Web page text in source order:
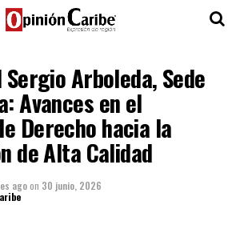
Arboleda, Sede
Avances en el
Derecho hacia la
de Alta Calidad
agoon 30 junio, 2026